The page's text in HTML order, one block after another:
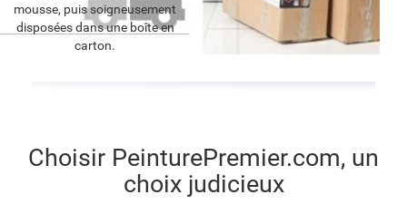
mousse, puis soigneusement
disposées dans une boîte en
carton.
Choisir PeinturePremier.com, un
choix judicieux